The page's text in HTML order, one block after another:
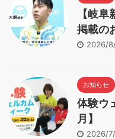
【岐
掲載の
2026/
お知らせ
体験ウ
月】
2026/